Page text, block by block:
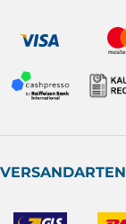
VERSANDARTEN